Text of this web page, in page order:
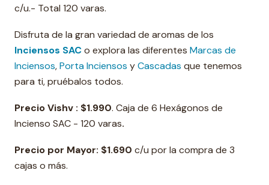
c/u.- Total 120 varas.
Disfruta de la gran variedad de aromas de los
Inciensos SACo explora las diferentes Marcas de
Inciensos,Porta Inciensos yCascadas que tenemos
para ti, pruébalos todos.
Precio Vishv : $1.990. Caja de 6 Hexágonos de
Incienso SAC - 120 varas.
Precio por Mayor: $1.690 c/u por la compra de 3
cajas o más.